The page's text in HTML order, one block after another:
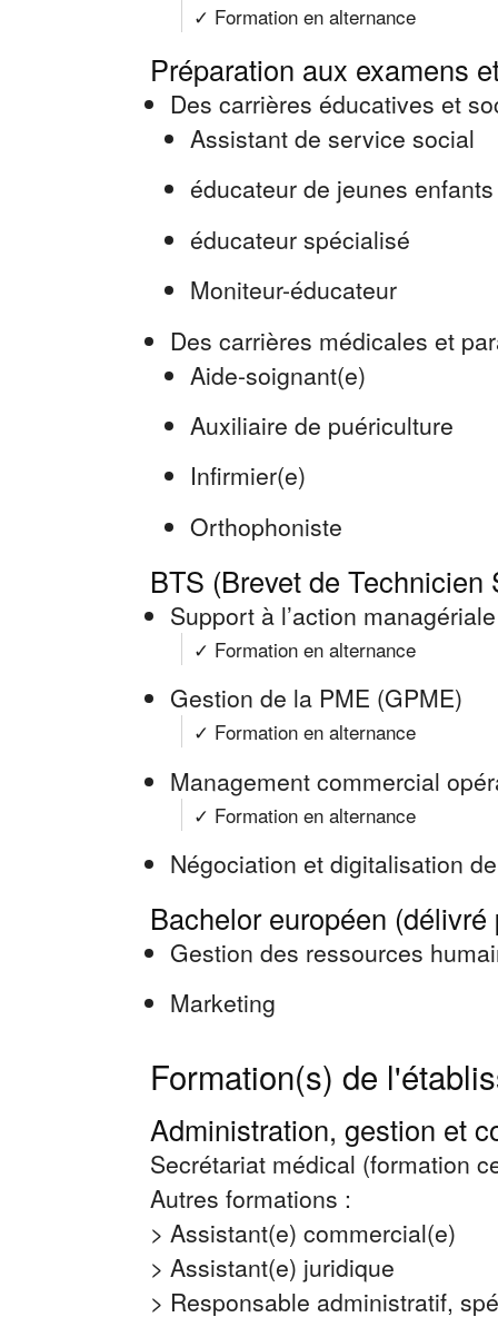
✓ Formation en alternance
Préparation aux examens
Des carrières éducatives et
Assistant de service social
éducateur de jeunes enfants
éducateur spécialisé
Moniteur-éducateur
Des carrières médicales et
Aide-soignant(e)
Auxiliaire de puériculture
Infirmier(e)
Orthophoniste
BTS (Brevet de Technicien
Support à l’action
✓ Formation en alternance
Gestion de la PME (GPME)
✓ Formation en alternance
Management commercial
✓ Formation en alternance
Négociation et digitalisation
Bachelor européen
Gestion des ressources
Marketing
Formation(s) de
Administration, gestion et
Secrétariat médical (formation
Autres formations :
> Assistant(e) commercial(e)
> Assistant(e) juridique
> Responsable administratif,